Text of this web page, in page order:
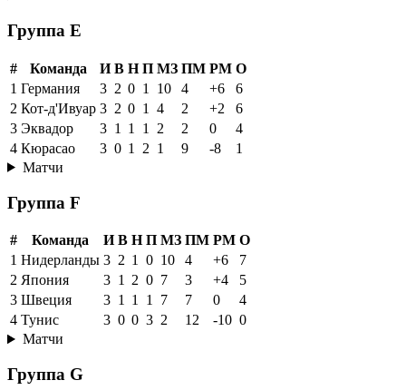
Группа E
# Команда И В Н П МЗ ПМ РМ О
1 Германия 3 2 0 1 10 4 +6
6
2 Кот-д'Ивуар 3 2 0 1 4 2 +2
6
3 Эквадор 3 1 1 1 2 2 0
4
4 Кюрасао 3 0 1 2 1 9 -8
1
Матчи
Группа F
# Команда И В Н П МЗ ПМ РМ О
1 Нидерланды 3 2 1 0 10 4 +6
7
2 Япония 3 1 2 0 7 3 +4
5
3 Швеция 3 1 1 1 7 7 0
4
4 Тунис 3 0 0 3 2 12 -10 0
Матчи
Группа G